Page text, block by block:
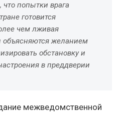
попытки врага
готовится
чем лживая
объясняются желанием
обстановку и
в преддверии
межведомственной